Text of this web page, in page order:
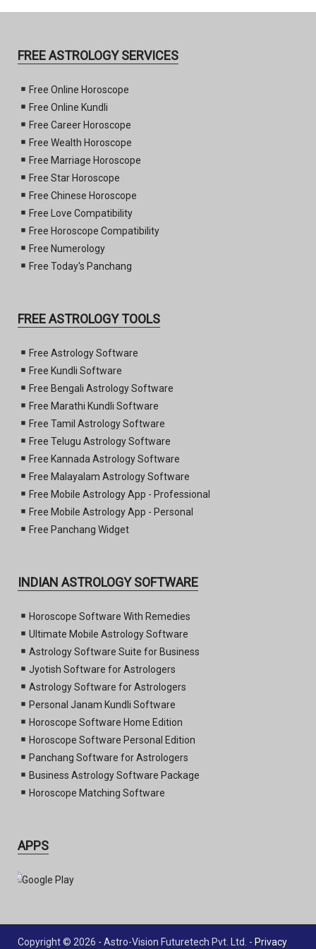
FREE ASTROLOGY SERVICES
Free Online Horoscope
Free Online Kundli
Free Career Horoscope
Free Wealth Horoscope
Free Marriage Horoscope
Free Star Horoscope
Free Chinese Horoscope
Free Love Compatibility
Free Horoscope Compatibility
Free Numerology
Free Today's Panchang
FREE ASTROLOGY TOOLS
Free Astrology Software
Free Kundli Software
Free Bengali Astrology Software
Free Marathi Kundli Software
Free Tamil Astrology Software
Free Telugu Astrology Software
Free Kannada Astrology Software
Free Malayalam Astrology Software
Free Mobile Astrology App - Professional
Free Mobile Astrology App - Personal
Free Panchang Widget
INDIAN ASTROLOGY SOFTWARE
Horoscope Software With Remedies
Ultimate Mobile Astrology Software
Astrology Software Suite for Business
Jyotish Software for Astrologers
Astrology Software for Astrologers
Personal Janam Kundli Software
Horoscope Software Home Edition
Horoscope Software Personal Edition
Panchang Software for Astrologers
Business Astrology Software Package
Horoscope Matching Software
APPS
Copyright © 2026 - Astro-Vision Futuretech Pvt. Ltd. - Privacy